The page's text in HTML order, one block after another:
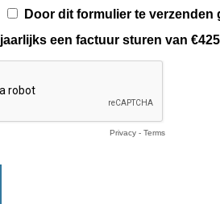
Door dit formulier te
jaarlijks een factuur sturen van
Privacy- Terms